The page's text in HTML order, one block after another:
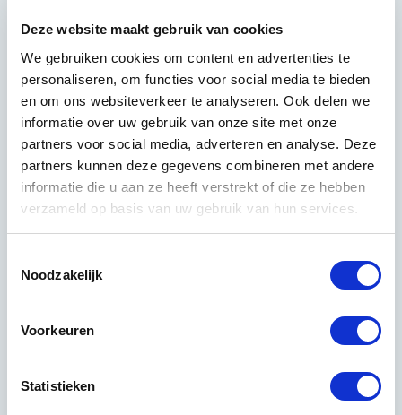
Deze website maakt gebruik van cookies
We gebruiken cookies om content en advertenties te
personaliseren, om functies voor social media te bieden
en om ons websiteverkeer te analyseren. Ook delen we
informatie over uw gebruik van onze site met onze
partners voor social media, adverteren en analyse. Deze
partners kunnen deze gegevens combineren met andere
informatie die u aan ze heeft verstrekt of die ze hebben
verzameld op basis van uw gebruik van hun services.
Noodzakelijk
Voorkeuren
Statistieken
Voor brandschade heb je gespecialiseerde
reinigingsmiddelen nodig die roet en rookresten
effectief verwijderen. Luchtreinigingsapparatuur helpt
bij het verwijderen van rookgeur en schadelijke
deeltjes.
Desinfectiemiddelen zijn belangrijk voor
besmettingssituaties:
alcoholgebaseerde desinfectantia voor
chloorbleekmiddel voor ernstige besmettingen
enzymatische reinigingsmiddelen voor organische
sproeiapparatuur voor grootschalige desinfectie